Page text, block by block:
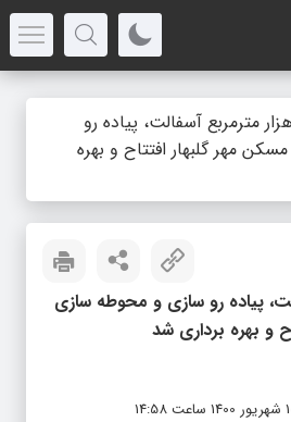
۷۴ هزار مترمربع آسفالت، پیاده رو
مهر گلبهار افتتاح و بهره
پیاده رو سازی و محوطه سازی
و بهره برداری شد